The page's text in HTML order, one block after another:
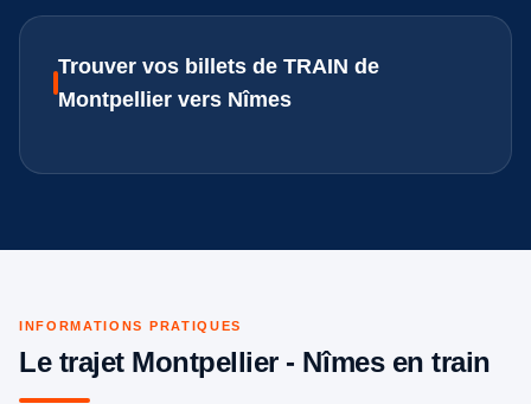
Trouver vos billets de TRAIN de
Montpellier vers Nîmes
INFORMATIONS PRATIQUES
Le trajet Montpellier - Nîmes en train